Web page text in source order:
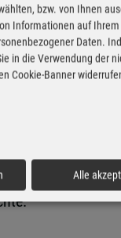
Fotos:
hinten am
eine nicht
ausfallen.
eingestellt
bzw. von Ihnen
Informationen auf
Daten.
in die Verwendung der
Cookie-Banner
Alle